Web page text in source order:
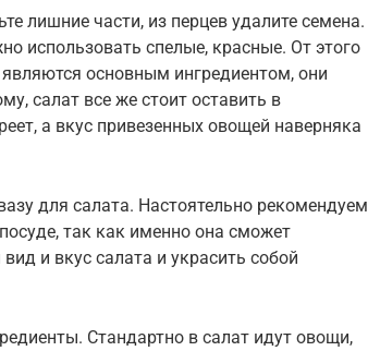
лишние части, из перцев удалите семена.
использовать спелые, красные. От этого
основным ингредиентом, они
салат все же стоит оставить в
а вкус привезенных овощей наверняка
для салата. Настоятельно рекомендуем
так как именно она сможет
и вкус салата и украсить собой
Стандартно в салат идут овощи,